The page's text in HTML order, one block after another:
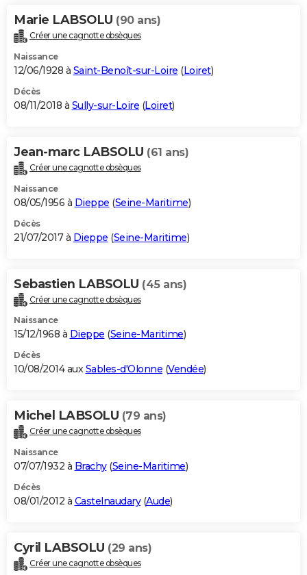
Bricolage
Lifestyle
Culture
Sport
Auto
Television
Voyage
Cinema
Marie LABSOLU (90 ans)
Créer une cagnotte obsèques
Naissance
12/06/1928 à Saint-Benoît-sur-Loire (Loiret)
Décès
08/11/2018 à Sully-sur-Loire (Loiret)
Jean-marc LABSOLU (61 ans)
Créer une cagnotte obsèques
Naissance
08/05/1956 à Dieppe (Seine-Maritime)
Décès
21/07/2017 à Dieppe (Seine-Maritime)
Sebastien LABSOLU (45 ans)
Créer une cagnotte obsèques
Naissance
15/12/1968 à Dieppe (Seine-Maritime)
Décès
10/08/2014 auxSables-d'Olonne (Vendée)
Michel LABSOLU (79 ans)
Créer une cagnotte obsèques
Naissance
07/07/1932 à Brachy(Seine-Maritime)
Décès
08/01/2012 à Castelnaudary(Aude)
Cyril LABSOLU (29 ans)
Créer une cagnotte obsèques